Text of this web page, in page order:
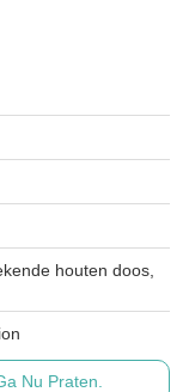
houten doos,
Nu Praten.